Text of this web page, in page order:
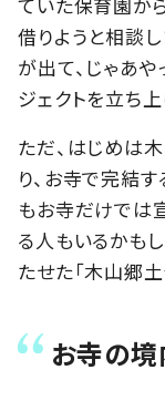
借りようと相談し
が出て、じゃあ
ジェクトを立ち上
ただ、はじめは
り、お寺で完結
もお寺だけでは
る人もいるかも
たせた「木山郷
お寺の境